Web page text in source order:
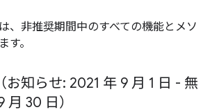
、非推奨期間中のすべての機能とメソ
す。
お知らせ: 2021 年 9 月 1 日 - 無
30 日）